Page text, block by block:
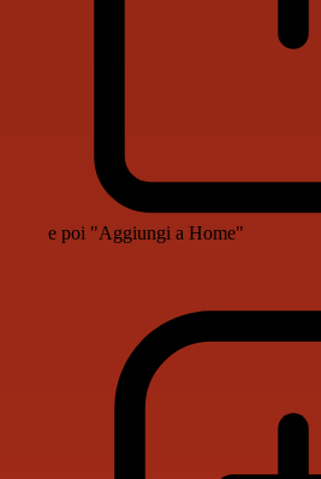
e poi "Aggiungi a Home"